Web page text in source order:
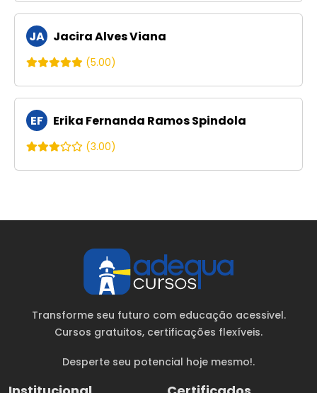
JA Jacira Alves Viana
(5.00)
EF Erika Fernanda Ramos Spindola
(3.00)
Transforme seu futuro com educação acessivel.
Cursos gratuitos, certificações flexíveis.
Desperte seu potencial hoje mesmo!.